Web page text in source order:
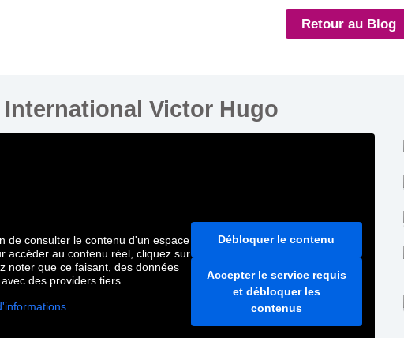
Retour au Blog
Victor Hugo
de consulter le contenu d'un espace
accéder au contenu réel, cliquez sur
noter que ce faisant, des données
des providers tiers.
Débloquer le contenu
Accepter le service requis
et débloquer les
contenus